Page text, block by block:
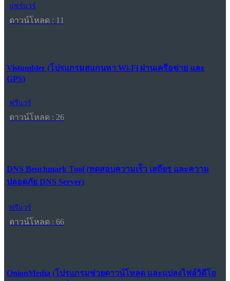
แชร์แวร์
ดาวน์โหลด : 11
Vistumbler (โปรแกรมสแกนหา Wi-Fi ผ่านเครือข่าย และ
GPS)
ฟรีแวร์
ดาวน์โหลด : 26
DNS Benchmark Tool (ทดสอบความเร็ว เสถียร และความ
ปลอดภัย DNS Server)
ฟรีแวร์
ดาวน์โหลด : 66
OnionMedia (โปรแกรมช่วยดาวน์โหลด และแปลงไฟล์วิดีโอ